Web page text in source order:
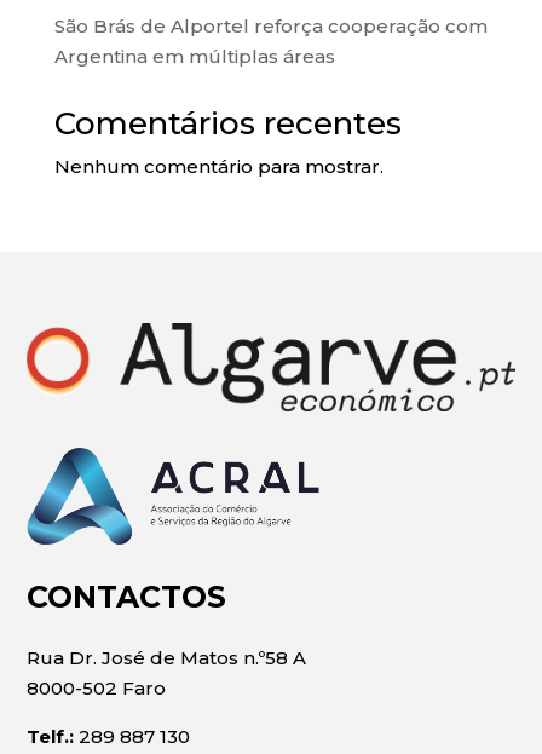
São Brás de Alportel reforça cooperação com
Argentina em múltiplas áreas
Comentários recentes
Nenhum comentário para mostrar.
CONTACTOS
Rua Dr. José de Matos n.º58 A
8000-502 Faro
Telf.: 289 887 130